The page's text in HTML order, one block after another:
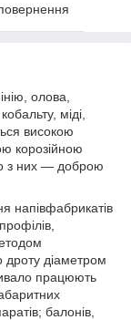
олова,
міді,
високою
корозійною
з них — доброю
напівфабрикатів
дроту діаметром
працюють
балонів,